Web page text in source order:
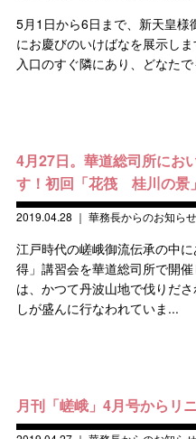
5月1日から6日まで、新天皇
にお慶びのいけばなを展示し
入口のすぐ隣にあり、どなた
4月27日。華道総司所にお
す！初回「花筏 桂川の景
2019.04.28 ｜ 華務長からのお知らせ
江戸時代の嵯峨御流伝承の中
得」講習会を華道総司所で開
は、かつて丹波山地で伐りだ
しが盛んに行なわれていま...
月刊「嵯峨」4月号からリ